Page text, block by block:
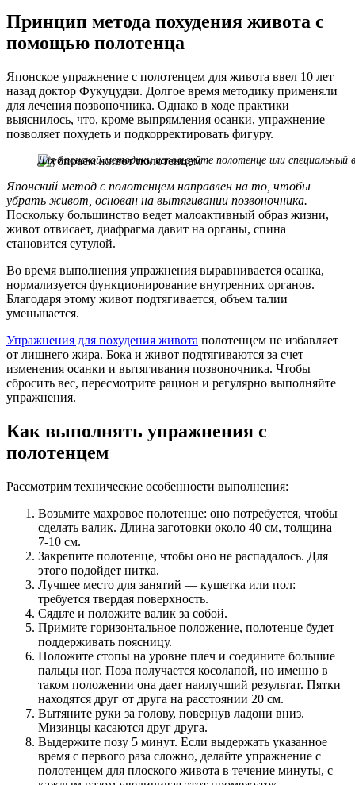
Принцип метода похудения живота с
помощью полотенца
Японское упражнение с полотенцем для живота ввел 10 лет
назад доктор Фукуцудзи. Долгое время методику применяли
для лечения позвоночника. Однако в ходе практики
выяснилось, что, кроме выпрямления осанки, упражнение
позволяет похудеть и подкорректировать фигуру.
Для японской методики используйте полотенце или специальный
Японский метод с полотенцем направлен на то, чтобы
убрать живот, основан на вытягивании позвоночника.
Поскольку большинство ведет малоактивный образ жизни,
живот отвисает, диафрагма давит на органы, спина
становится сутулой.
Во время выполнения упражнения выравнивается осанка,
нормализуется функционирование внутренних органов.
Благодаря этому живот подтягивается, объем талии
уменьшается.
Упражнения для похудения живота полотенцем не избавляет
от лишнего жира. Бока и живот подтягиваются за счет
изменения осанки и вытягивания позвоночника. Чтобы
сбросить вес, пересмотрите рацион и регулярно выполняйте
упражнения.
Как выполнять упражнения с
полотенцем
Рассмотрим технические особенности выполнения:
Возьмите махровое полотенце: оно потребуется, чтобы
сделать валик. Длина заготовки около 40 см, толщина —
7-10 см.
Закрепите полотенце, чтобы оно не распадалось. Для
этого подойдет нитка.
Лучшее место для занятий — кушетка или пол:
требуется твердая поверхность.
Сядьте и положите валик за собой.
Примите горизонтальное положение, полотенце будет
поддерживать поясницу.
Положите стопы на уровне плеч и соедините большие
пальцы ног. Поза получается косолапой, но именно в
таком положении она дает наилучший результат. Пятки
находятся друг от друга на расстоянии 20 см.
Вытяните руки за голову, повернув ладони вниз.
Мизинцы касаются друг друга.
Выдержите позу 5 минут. Если выдержать указанное
время с первого раза сложно, делайте упражнение с
полотенцем для плоского живота в течение минуты, с